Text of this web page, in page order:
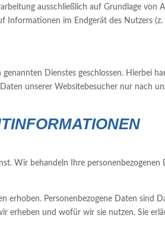
ausschließlich auf Grundlage von
Informationen im Endgerät des Nutzers
Dienstes geschlossen. Hierbei
unserer Websitebesucher nur nach
Wir behandeln Ihre
erhoben. Personenbezogene Daten sind
erheben und wofür wir sie nutzen. Sie